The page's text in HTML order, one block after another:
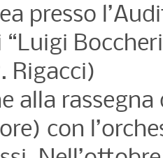
presso
Rigacci)
alla rassegna
con